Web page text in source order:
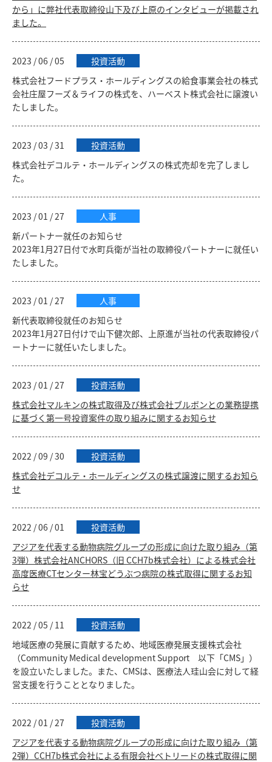
から」に弊社代表取締役山下及び上原のインタビューが掲載され
ました。
2023 / 06 / 05
投資活動
株式会社フードプラス・ホールディングスの給食事業会社の株式
会社庄屋フーズ＆ライフの株式を、ハーベスト株式会社に譲渡い
たしました。
2023 / 03 / 31
投資活動
株式会社デコルテ・ホールディングスの株式売却を完了しまし
た。
2023 / 01 / 27
人事
新パートナー就任のお知らせ
2023年1月27日付で水町兵衛が当社の取締役パートナーに就任い
たしました。
2023 / 01 / 27
人事
新代表取締役就任のお知らせ
2023年1月27日付けで山下健次郎、上原進が当社の代表取締役パ
ートナーに就任いたしました。
2023 / 01 / 27
投資活動
株式会社マルキンの株式取得及び株式会社ブルボンとの業務提携
に基づく第一号投資案件の取り組みに関するお知らせ
2022 / 09 / 30
投資活動
株式会社デコルテ・ホールディングスの株式譲渡に関するお知ら
せ
2022 / 06 / 01
投資活動
アジアを代表する動物病院グループの形成に向けた取り組み（第
3弾）株式会社ANCHORS（旧 CCH7b株式会社）による株式会社
高度医療CTセンター林宝どうぶつ病院の株式取得に関するお知
らせ
2022 / 05 / 11
投資活動
地域医療の発展に貢献するため、地域医療発展支援株式会社
（Community Medical development Support 以下「CMS」）
を設立いたしました。また、CMSは、医療法人珪山会に対して経
営支援を行うこととなりました。
2022 / 01 / 27
投資活動
アジアを代表する動物病院グループの形成に向けた取り組み（第
2弾）CCH7b株式会社による有限会社ベトリードの株式取得に関